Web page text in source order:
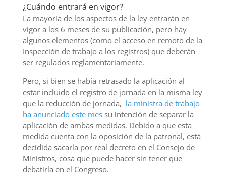
¿Cuándo entrará en vigor?
La mayoría de los aspectos de la ley entrarán en
vigor a los 6 meses de su publicación, pero hay
algunos elementos (como el acceso en remoto de la
Inspección de trabajo a los registros) que deberán
ser regulados reglamentariamente.
Pero, si bien se había retrasado la aplicación al
estar incluido el registro de jornada en la misma ley
que la reducción de jornada, la ministra de trabajo
ha anunciado este messu intención de separar la
aplicación de ambas medidas. Debido a que esta
medida cuenta con la oposición de la patronal, está
decidida sacarla por real decreto en el Consejo de
Ministros, cosa que puede hacer sin tener que
debatirla en el Congreso.